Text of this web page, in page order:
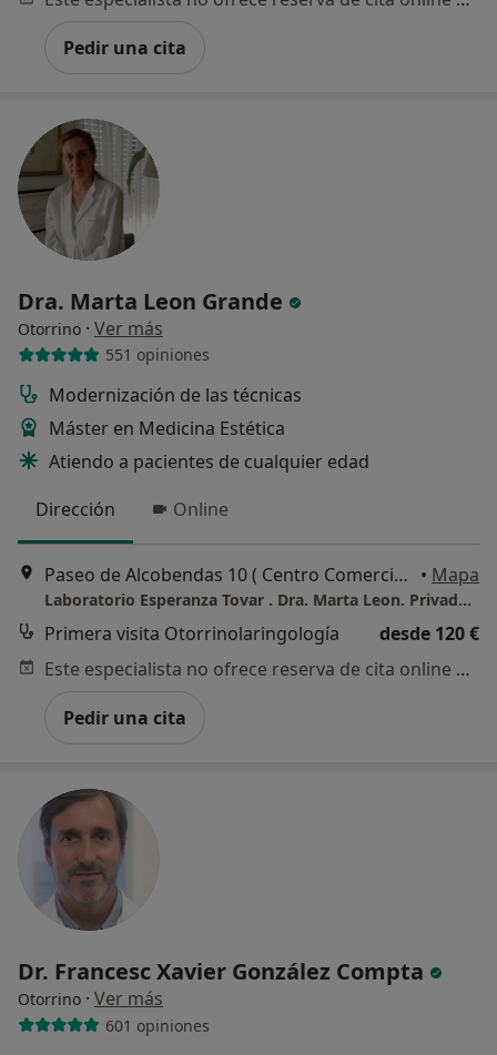
Pedir una cita
Dra. Marta Leon Grande
Otorrino · Ver más
551 opiniones
Modernización de las técnicas
Máster en Medicina Estética
Atiendo a pacientes de cualquier edad
Dirección
Online
Paseo de Alcobendas 10 ( Centro Comercial). LA MORALEJA, Alcobendas • Mapa
Laboratorio Esperanza Tovar . Dra. Marta Leon. Privados y Reembolso. Previa Peticion de Hora
Primera visita Otorrinolaringología
desde 120 €
Este especialista no ofrece reserva de cita online en esta dirección.
Pedir una cita
Dr. Francesc Xavier González Compta
Otorrino · Ver más
601 opiniones